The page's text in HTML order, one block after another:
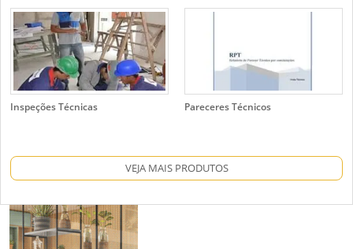
Inspeções Técnicas Pareceres Técnicos
VEJA MAIS PRODUTOS